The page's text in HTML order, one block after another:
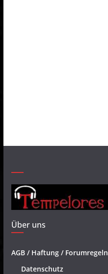
Über uns
AGB / Haftung / Forumregeln
Datenschutz